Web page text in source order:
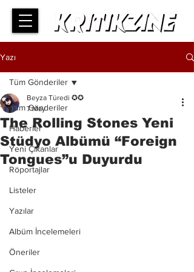
Yazı
Tüm Gönderiler
Haberler
Yeni Çıkanlar
Röportajlar
Listeler
Yazılar
Albüm İncelemeleri
Öneriler
Tüm Gönderiler
The Rolling Stones Yeni
Stüdyo Albümü “Foreign
Tongues”u Duyurdu
Beyza Türedi ✪✪
7 May